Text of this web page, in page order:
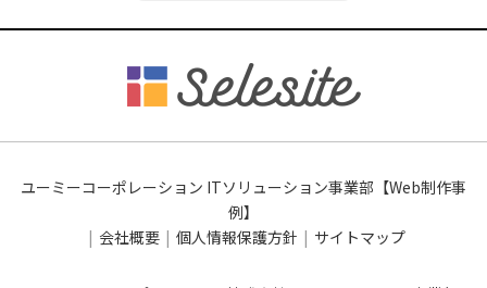
ユーミーコーポレーション ITソリューション事業部【Web制作事
例】
会社概要
個人情報保護方針 サイトマップ